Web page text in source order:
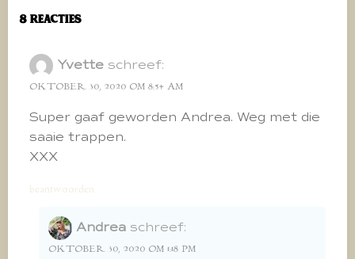
8 Reacties
Yvette schreef:
OKTOBER 30, 2020 OM 8:54 AM
Super gaaf geworden Andrea. Weg met die
saaie trappen.
XXX
beantwoorden
Andrea schreef:
OKTOBER 30, 2020 OM 1:18 PM